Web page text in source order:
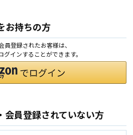
お持ちの方
登録されたお客様は、
インすることができます。
会員登録されていない方